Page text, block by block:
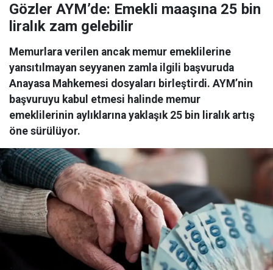
Gözler AYM’de: Emekli maaşına 25 bin
liralık zam gelebilir
Memurlara verilen ancak memur emeklilerine
yansıtılmayan seyyanen zamla ilgili başvuruda
Anayasa Mahkemesi dosyaları birleştirdi. AYM’nin
başvuruyu kabul etmesi halinde memur
emeklilerinin aylıklarına yaklaşık 25 bin liralık artış
öne sürülüyor.